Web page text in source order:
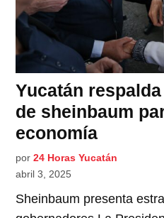
Yucatán
de sheinbaum
economía
por 24 Horas Yucatán
abril 3, 2025
Sheinbaum presenta